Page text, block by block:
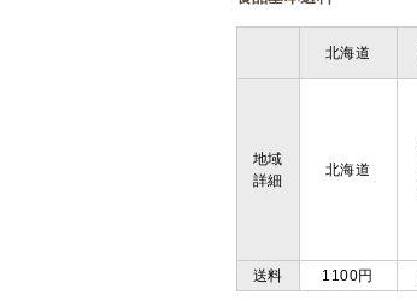
北海道
地域
詳細
北海道
送料 1100円